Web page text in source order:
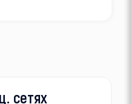
сетях